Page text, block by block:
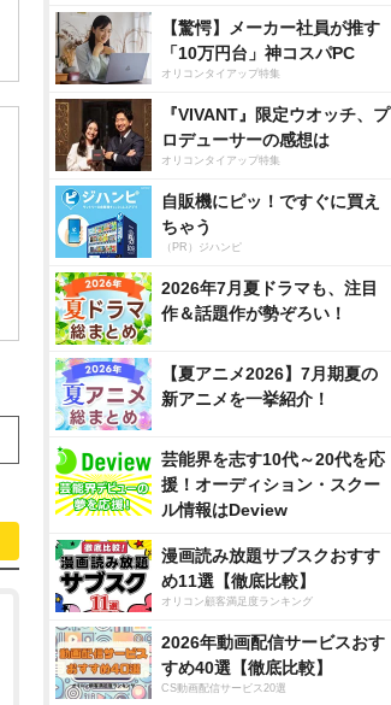
【驚愕】メーカー社員が推す
「10万円台」神コスパPC
オリコンタイアップ特集
『VIVANT』限定ウオッチ、プ
ロデューサーの感想は
オリコンタイアップ特集
自販機にピッ！ですぐに買え
ちゃう
（PR）ジハンピ
2026年7月夏ドラマも、注目
作＆話題作が勢ぞろい！
【夏アニメ2026】7月期夏の
新アニメを一挙紹介！
芸能界を志す10代～20代を応
援！オーディション・スクー
ル情報はDeview
漫画読み放題サブスクおすす
め11選【徹底比較】
オリコン顧客満足度ランキング
2026年動画配信サービスおす
すめ40選【徹底比較】
CS動画配信サービス20選